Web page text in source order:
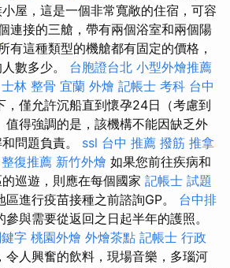
屋，這是一個非常寬敞的住宿，可容
連接的三艙，帶有兩個浴室和兩個陽
有這種類型的機艙都有固定的價格，
數多少。 台胞證台北 小型外燴推薦
士林 整骨 宜蘭 外燴 記帳士 考科 台中
，僅允許沉船直到懷孕24日（考慮到
值得強調的是，該機構不能因缺乏外
問題負責。 ssl 台中 推薦 撥筋 推拿
整復推薦 新竹外燴 如果您前往疾病和
巡遊，則應在每個國家 記帳士 試題
區進行疫苗接種之前諮詢GP。 台中排
參與需要從返回之日起半年的護照。
字 桃園外燴 外燴茶點 記帳士 行政
令人興奮的飲料，現場音樂，多瑙河